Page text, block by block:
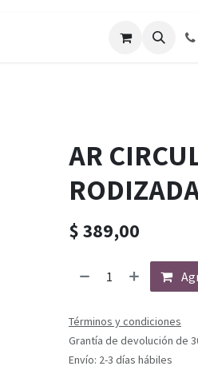
AR
$389,00
Términos y condiciones
Grantía de devolución de
Envío: 2-3 días hábiles